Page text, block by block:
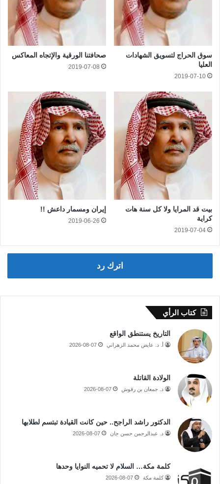
سوق الحراج لتسويق الشهادات
العليا
2019-07-10
صحافتنا الورقية والإتجاه المعاكس
2019-07-08
بيت قد المرايا ولا كل سنة هات
كراية
2019-07-04
إيران ومسمار داعش !!
2019-06-26
اترك رد
كتاب الرأي
التاريخ يستنطق الواقع
أ. د. عايض محمد الزهراني 2026-08-07
الولادة القاتلة
د. جمعان بن رقوش 2026-08-07
الدكتور راشد الراجح.. حين كانت القيادة تبتسم لطلابها
د. عبدالرحمن حسن جان 2026-08-07
كلمة مكة… السلام لا تحميه النوايا وحدها
كلمة مكة 2026-08-07